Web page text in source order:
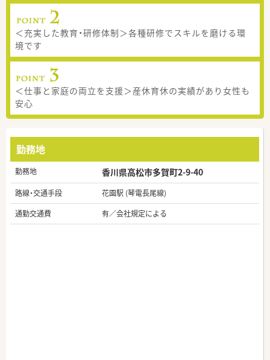
＜充実した教育・研修体制＞各種研修でスキルを磨ける環
境です
＜仕事と家庭の両立を支援＞産休育休の実績があり女性も
安心
勤務地
勤務地 香川県高松市多賀町2-9-40
路線・交通手段
花園駅 (琴電長尾線)
通勤交通費
有／会社規定による